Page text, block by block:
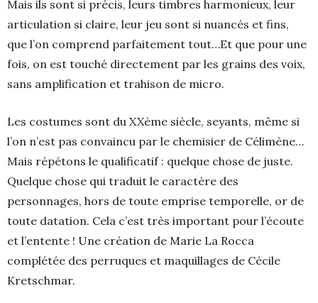
Mais ils sont si précis, leurs timbres harmonieux, leur
articulation si claire, leur jeu sont si nuancés et fins,
que l’on comprend parfaitement tout…Et que pour une
fois, on est touché directement par les grains des voix,
sans amplification et trahison de micro.
Les costumes sont du XXème siècle, seyants, même si
l’on n’est pas convaincu par le chemisier de Célimène…
Mais répétons le qualificatif : quelque chose de juste.
Quelque chose qui traduit le caractère des
personnages, hors de toute emprise temporelle, or de
toute datation. Cela c’est très important pour l’écoute
et l’entente ! Une création de Marie La Rocca
complétée des perruques et maquillages de Cécile
Kretschmar.